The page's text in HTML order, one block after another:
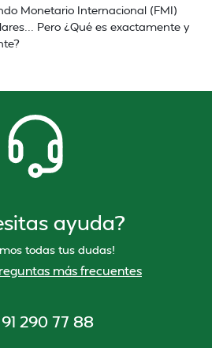
Monetario Internacional (FMI)
Pero ¿Qué es exactamente y
ayuda?
todas tus dudas!
más frecuentes
91 290 77 88